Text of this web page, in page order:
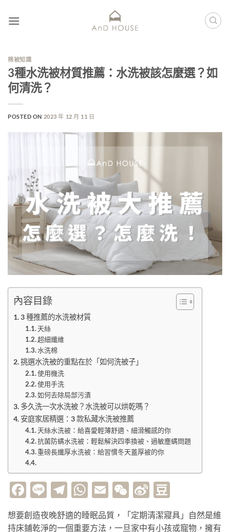
棉被知識
3種水洗被材質推薦：水洗被該怎麼選？如
何清洗？
POSTED ON 2023 年 12 月 11 日
內容目錄
3 種推薦的水洗被材質
天絲
超細纖維
水洗棉
挑選水洗被的重點在於「如何洗被子」
使用機洗
使用手洗
如何去除局部污漬
多久洗一次水洗被？水洗被可以烘乾嗎？
安庭家居精選：3 款私藏水洗被推薦
天絲水洗被：給喜愛輕薄舒適、細滑觸感的你
抗菌防螨水洗被：輕鬆解決四季換被、過敏塵螨問題
重磅長纖厚水洗被：給習慣冬天蓋厚被的你
Facebook
LineTelegram
WhatsApp
EmailWeChat
Sina
Weibo
想要創造夜晚舒適的睡眠品質，「定期清潔寢具」自然是維
持床鋪乾淨的一個重要方法，一旦家中有小孩或寵物，擁有